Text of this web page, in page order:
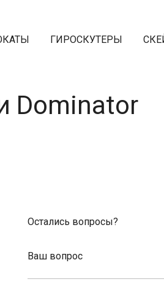
ГИРОСКУТЕРЫ
Dominator
Остались вопросы?
Ваш вопрос